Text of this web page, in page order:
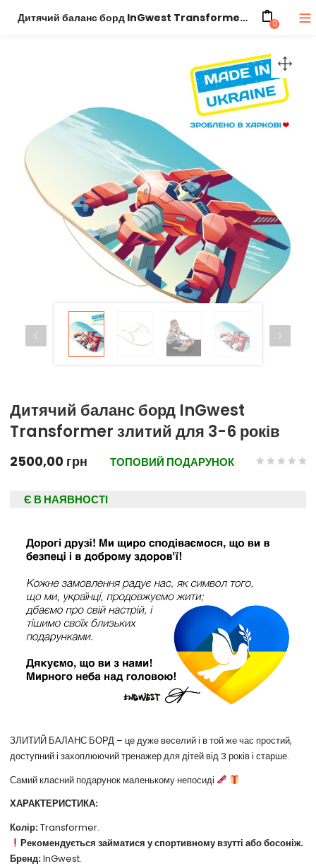
Дитячий баланс борд InGwest Transformer злитий для 3-6 років 0
Дитячий баланс борд InGwest
Transformer злитий для 3-6 років
2500,00 грн ТОПОВИЙ ПОДАРУНОК
Є В НАЯВНОСТІ
ЗЛИТИЙ БАЛАНС БОРД – це дуже веселий і в той же час простий,
доступний і захоплюючий тренажер для дітей від 3 років і старше.
Самий класний подарунок маленькому непосиді
ХАРАКТЕРИСТИКА:
Колір:Transformer.
Рекомендується займатися у спортивному взутті або босоніж.
Бренд:InGwest.